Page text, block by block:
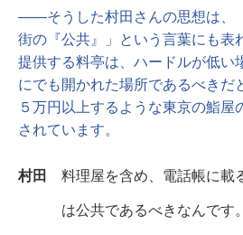
――そうした村田さんの思想は、
街の『公共』」という言葉にも表
提供する料亭は、ハードルが低い
にでも開かれた場所であるべきだ
５万円以上するような東京の鮨屋
されています。
村田 料理屋を含め、電話帳に載
は公共であるべきなんです